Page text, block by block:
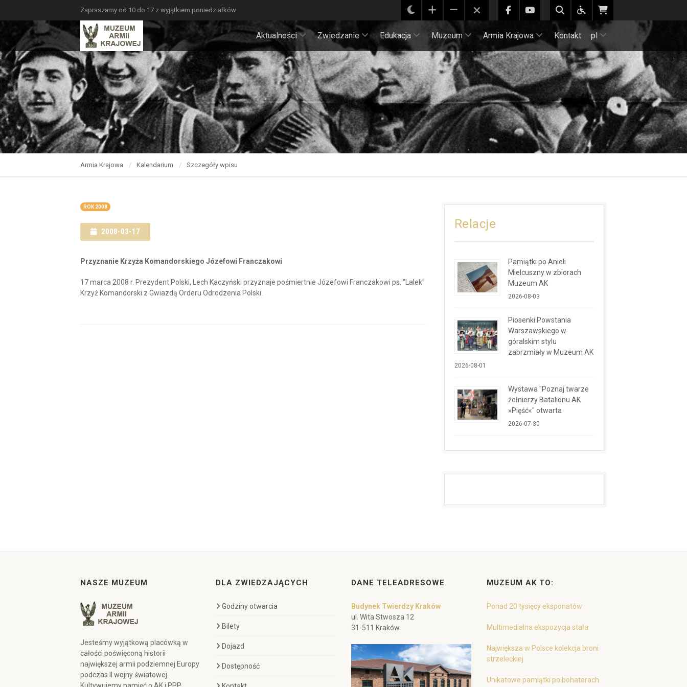
Zapraszamy od 10 do 17 z wyjątkiem poniedziałków
Aktualności Zwiedzanie Edukacja Muzeum Armia Krajowa Kontakt pl
Armia Krajowa Kalendarium Szczegóły wpisu
ROK 2008
2008-03-17
Przyznanie Krzyża Komandorskiego Józefowi Franczakowi
17 marca 2008 r. Prezydent Polski, Lech Kaczyński przyznaje pośmiertnie Józefowi Franczakowi ps. "Lalek"
Krzyż Komandorski z Gwiazdą Orderu Odrodzenia Polski.
Relacje
Pamiątki po Anieli
Mielcuszny w zbiorach
Muzeum AK
2026-08-03
Piosenki Powstania
Warszawskiego w
góralskim stylu
zabrzmiały w Muzeum AK
2026-08-01
Wystawa "Poznaj twarze
żołnierzy Batalionu AK
»Pięść«" otwarta
2026-07-30
NASZE MUZEUM
Jesteśmy wyjątkową placówką w
całości poświęconą historii
największej armii podziemnej Europy
podczas II wojny światowej.
DLA ZWIEDZAJĄCYCH
Godziny otwarcia
Bilety
Dojazd
Dostępność
DANE TELEADRESOWE
Budynek Twierdzy Kraków
ul. Wita Stwosza 12
31-511 Kraków
MUZEUM AK TO:
Ponad 20 tysięcy eksponatów
Multimedialna ekspozycja stała
Największa w Polsce kolekcja broni
strzeleckiej
Unikatowe pamiątki po bohaterach